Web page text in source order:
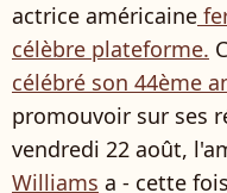
actrice américaine
célèbre plateforme.
célébré son 44ème
promouvoir sur ses
vendredi 22 août,
Williams a - cette